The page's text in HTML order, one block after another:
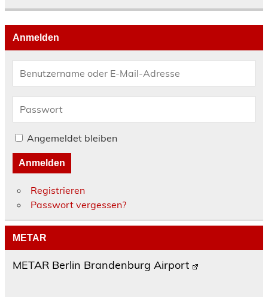
Anmelden
Angemeldet bleiben
Anmelden
Registrieren
Passwort vergessen?
METAR
METAR Berlin Brandenburg Airport